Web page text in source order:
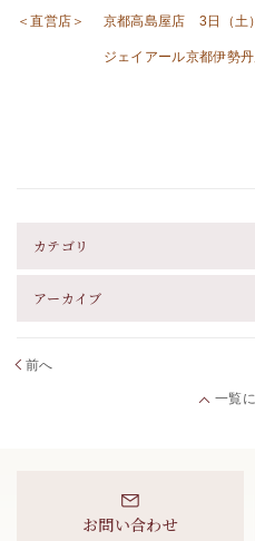
＜直営店＞ 京都高島屋店 3日（土
ジェイアール京都伊勢丹店
カテゴリ
アーカイブ
前へ
一覧
お問い合わせ